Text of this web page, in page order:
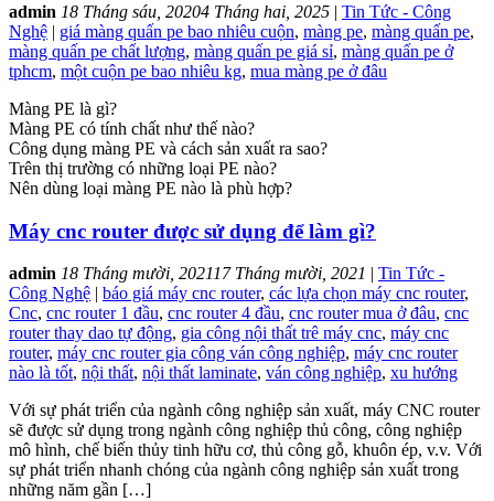
admin 18 Tháng sáu, 20204 Tháng hai, 2025 | Tin Tức - Công
Nghệ | giá màng quấn pe bao nhiêu cuộn, màng pe, màng quấn pe,
màng quấn pe chất lượng, màng quấn pe giá sỉ, màng quấn pe ở
tphcm, một cuộn pe bao nhiêu kg, mua màng pe ở đâu
Màng PE là gì?
Màng PE có tính chất như thế nào?
Công dụng màng PE và cách sản xuất ra sao?
Trên thị trường có những loại PE nào?
Nên dùng loại màng PE nào là phù hợp?
Máy cnc router được sử dụng để làm gì?
admin 18 Tháng mười, 202117 Tháng mười, 2021 | Tin Tức -
Công Nghệ | báo giá máy cnc router, các lựa chọn máy cnc router,
Cnc, cnc router 1 đầu, cnc router 4 đầu, cnc router mua ở đâu, cnc
router thay dao tự động, gia công nội thất trê máy cnc, máy cnc
router, máy cnc router gia công ván công nghiệp, máy cnc router
nào là tốt, nội thất, nội thất laminate, ván công nghiệp, xu hướng
Với sự phát triển của ngành công nghiệp sản xuất, máy CNC router
sẽ được sử dụng trong ngành công nghiệp thủ công, công nghiệp
mô hình, chế biến thủy tinh hữu cơ, thủ công gỗ, khuôn ép, v.v. Với
sự phát triển nhanh chóng của ngành công nghiệp sản xuất trong
những năm gần […]